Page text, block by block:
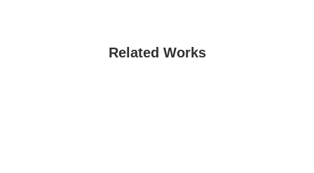
Related Works